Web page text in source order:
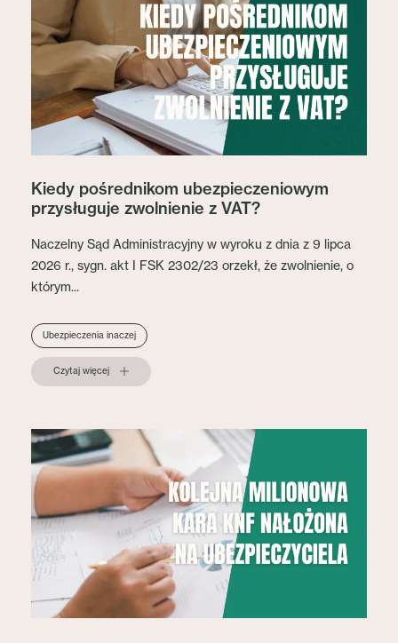
Kiedy pośrednikom ubezpieczeniowym
przysługuje zwolnienie z VAT?
Naczelny Sąd Administracyjny w wyroku z dnia z 9 lipca
2026 r., sygn. akt I FSK 2302/23 orzekł, że zwolnienie, o
którym...
Ubezpieczenia inaczej
Czytaj więcej